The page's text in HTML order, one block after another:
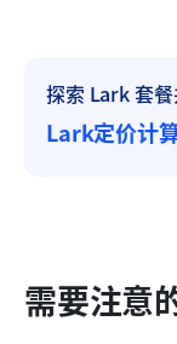
探索 Lark 套
Lark定价计
需要注意